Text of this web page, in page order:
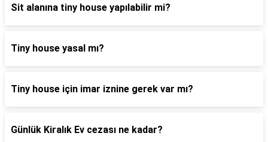
Sit alanına tiny house yapılabilir mi?
Tiny house yasal mı?
Tiny house için imar iznine gerek var mı?
Günlük Kiralık Ev cezası ne kadar?